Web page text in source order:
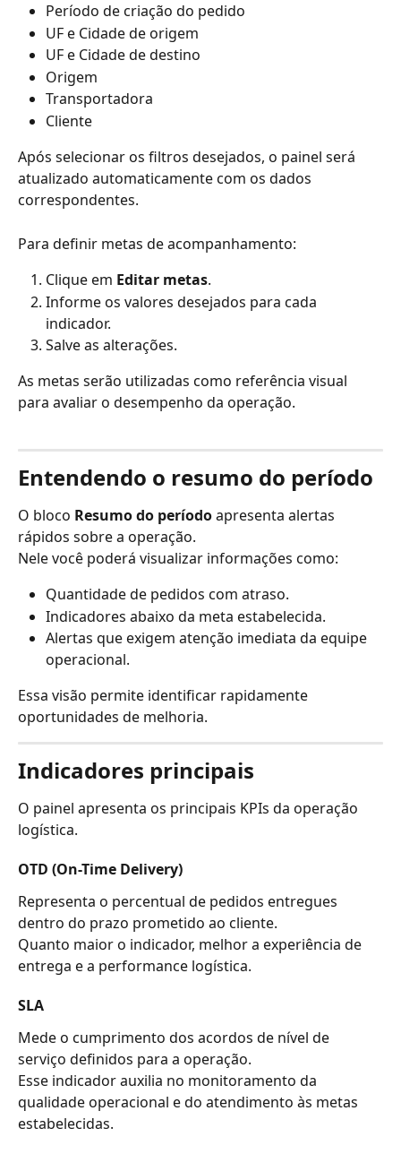
Período de criação do pedido
UF e Cidade de origem
UF e Cidade de destino
Origem
Transportadora
Cliente
Após selecionar os filtros desejados, o painel será
atualizado automaticamente com os dados
correspondentes.
Para definir metas de acompanhamento:
Clique em Editar metas.
Informe os valores desejados para cada
indicador.
Salve as alterações.
As metas serão utilizadas como referência visual
para avaliar o desempenho da operação.
Entendendo o resumo do período
O bloco Resumo do período apresenta alertas
rápidos sobre a operação.
Nele você poderá visualizar informações como:
Quantidade de pedidos com atraso.
Indicadores abaixo da meta estabelecida.
Alertas que exigem atenção imediata da equipe
operacional.
Essa visão permite identificar rapidamente
oportunidades de melhoria.
Indicadores principais
O painel apresenta os principais KPIs da operação
logística.
OTD (On-Time Delivery)
Representa o percentual de pedidos entregues
dentro do prazo prometido ao cliente.
Quanto maior o indicador, melhor a experiência de
entrega e a performance logística.
SLA
Mede o cumprimento dos acordos de nível de
serviço definidos para a operação.
Esse indicador auxilia no monitoramento da
qualidade operacional e do atendimento às metas
estabelecidas.